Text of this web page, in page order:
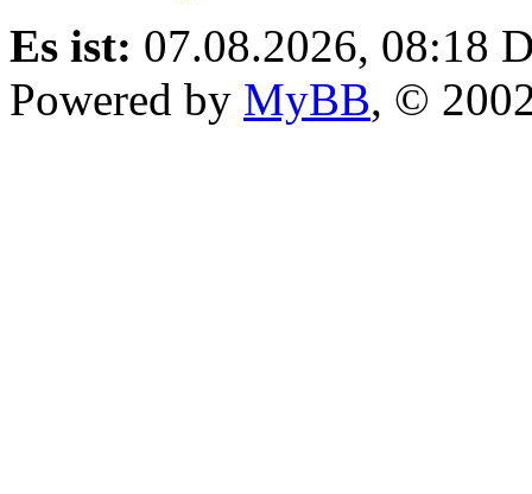
Es ist: 07.08.2026, 08:18
Powered by MyBB, ©